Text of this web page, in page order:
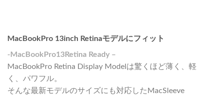
MacBookPro 13inch Retinaモデルにフィット
-MacBookPro13Retina Ready –
MacBookPro Retina Display Modelは驚くほど薄く、軽
く、パワフル。
そんな最新モデルのサイズにも対応したMacSleeve